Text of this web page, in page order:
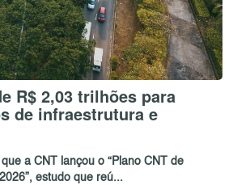
R$ 2,03 trilhões para
de infraestrutura e
a CNT lançou o “Plano CNT de
estudo que reú...